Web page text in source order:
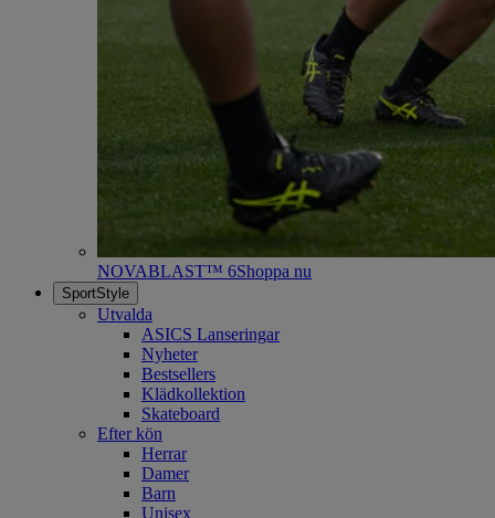
NOVABLAST™ 6Shoppa nu
SportStyle
Utvalda
ASICS Lanseringar
Nyheter
Bestsellers
Klädkollektion
Skateboard
Efter kön
Herrar
Damer
Barn
Unisex